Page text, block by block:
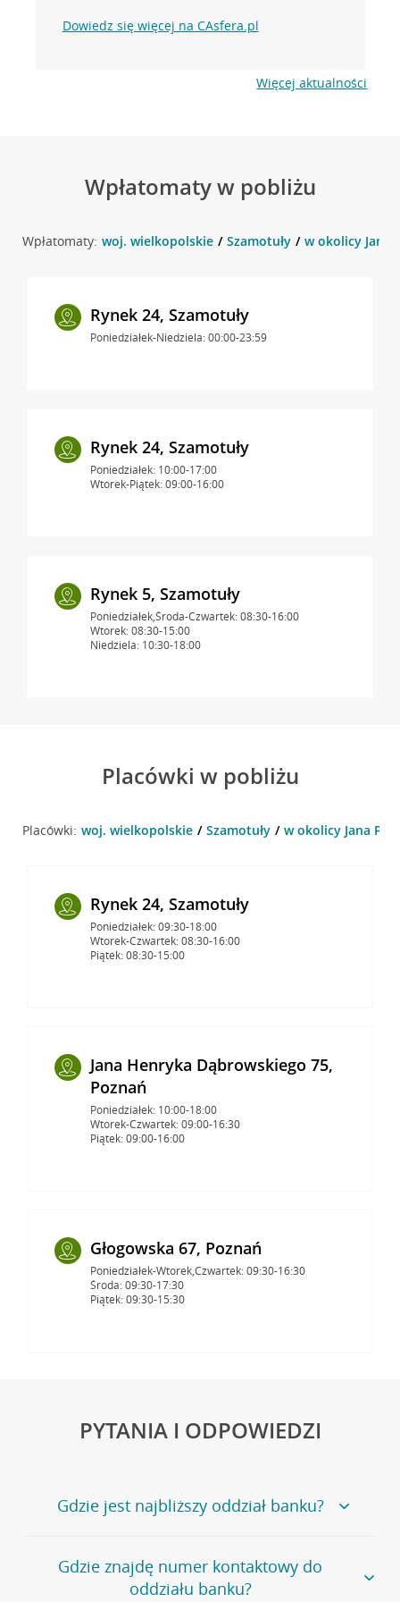
Dowiedz się więcej na CAsfera.pl
Więcej aktualności
Wpłatomaty w pobliżu
Wpłatomaty: woj. wielkopolskie Szamotuły w okolicy Jana
Rynek 24, Szamotuły
Poniedziałek-Niedziela: 00:00-23:59
Rynek 24, Szamotuły
Poniedziałek: 10:00-17:00
Wtorek-Piątek: 09:00-16:00
Rynek 5, Szamotuły
Poniedziałek,Środa-Czwartek: 08:30-16:00
Wtorek: 08:30-15:00
Niedziela: 10:30-18:00
Placówki w pobliżu
Placówki: woj. wielkopolskie Szamotuły w okolicy Jana
Rynek 24, Szamotuły
Poniedziałek: 09:30-18:00
Wtorek-Czwartek: 08:30-16:00
Piątek: 08:30-15:00
Jana Henryka Dąbrowskiego 75,
Poznań
Poniedziałek: 10:00-18:00
Wtorek-Czwartek: 09:00-16:30
Piątek: 09:00-16:00
Głogowska 67, Poznań
Poniedziałek-Wtorek,Czwartek: 09:30-16:30
Środa: 09:30-17:30
Piątek: 09:30-15:30
PYTANIA I ODPOWIEDZI
Gdzie jest najbliższy oddział banku?
Jeśli szukasz oddziału naszego banku, zapraszamy na
stronęPlacówki i bankomaty, na której znajduje się
wygodna wyszukiwarka.
Gdzie znajdę numer kontaktowy do
oddziału banku?